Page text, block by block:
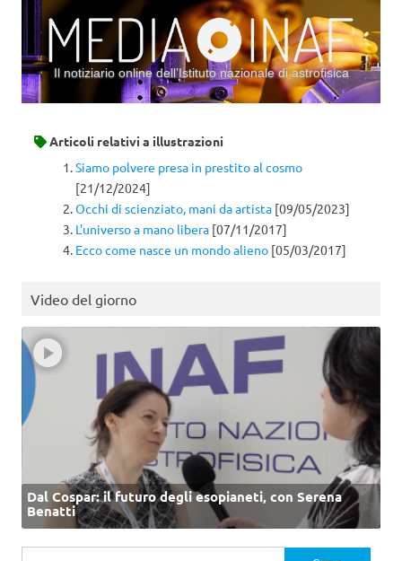
Il notiziario online dell’Istituto nazionale di astrofisica
Articoli relativi a illustrazioni
Siamo polvere presa in prestito al cosmo
[21/12/2024]
Occhi di scienziato, mani da artista [09/05/2023]
L’universo a mano libera [07/11/2017]
Ecco come nasce un mondo alieno [05/03/2017]
Video del giorno
Dal Cospar: il futuro degli esopianeti, con Serena
Benatti